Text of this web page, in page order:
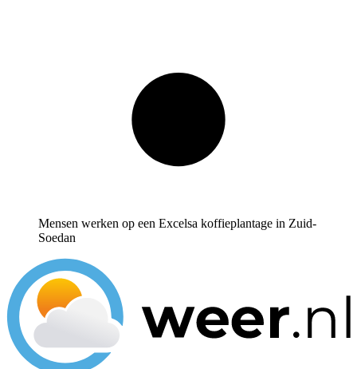
Mensen werken op een Excelsa koffieplantage in Zuid-
Soedan